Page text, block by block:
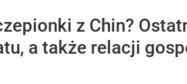
z Chin?
a także relacji